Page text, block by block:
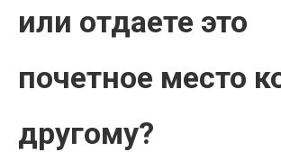
или отдаете это
почетное место
другому?